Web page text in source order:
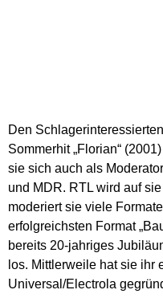
Den
Sommerhit „Florian“
sie sich auch als
und MDR. RTL wird auf
moderiert sie viele
erfolgreichsten Format
bereits 20-jahriges
los. Mittlerweile hat sie ihr
Universal/Electrola